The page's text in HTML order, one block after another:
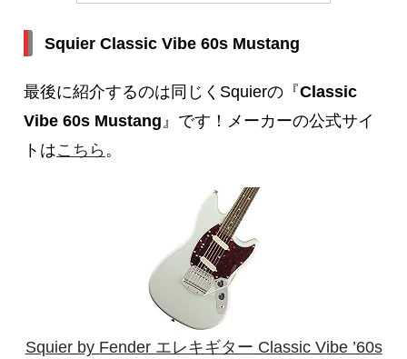
Squier Classic Vibe 60s Mustang
最後に紹介するのは同じくSquierの『Classic
Vibe 60s Mustang』です！メーカーの公式サイ
トはこちら 。
Squier by Fender エレキギター Classic Vibe ’60s